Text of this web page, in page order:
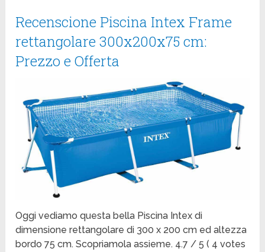
Recenscione Piscina Intex Frame
rettangolare 300x200x75 cm:
Prezzo e Offerta
Oggi vediamo questa bella Piscina Intex di
dimensione rettangolare di 300 x 200 cm ed altezza
bordo 75 cm. Scopriamola assieme. 4.7 / 5 ( 4 votes